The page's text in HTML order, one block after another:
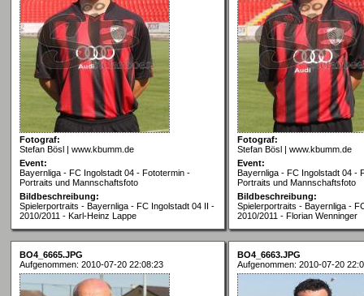
Fotograf:
Stefan Bösl | www.kbumm.de
Event:
Bayernliga - FC Ingolstadt 04 - Fototermin -
Portraits und Mannschaftsfoto
Bildbeschreibung:
Spielerportraits - Bayernliga - FC Ingolstadt 04 II -
2010/2011 - Karl-Heinz Lappe
Fotograf:
Stefan Bösl | www.kbumm.de
Event:
Bayernliga - FC Ingolstadt 04 -
Portraits und Mannschaftsfoto
Bildbeschreibung:
Spielerportraits - Bayernliga -
2010/2011 - Florian Wenninger
BO4_6665.JPG
Aufgenommen: 2010-07-20 22:08:23
BO4_6663.JPG
Aufgenommen: 2010-07-20